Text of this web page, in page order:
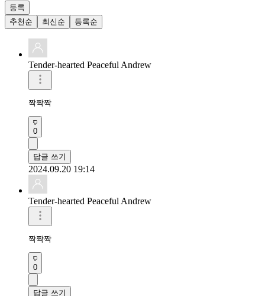
등록
추천순
최신순 등록순
Tender-hearted Peaceful Andrew
짝짝짝
0
답글 쓰기
2024.09.20 19:14
Tender-hearted Peaceful Andrew
짝짝짝
0
답글 쓰기